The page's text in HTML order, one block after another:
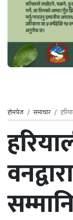
होमपेज / समाचार /